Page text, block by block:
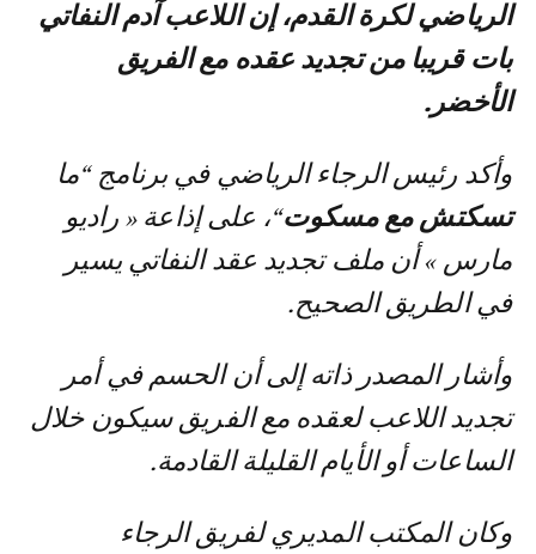
الرياضي لكرة القدم، إن اللاعب آدم النفاتي
بات قريبا من تجديد عقده مع الفريق
الأخضر.
وأكد رئيس الرجاء الرياضي في برنامج “ما
تسكتش مع مسكوت“، على إذاعة « راديو
مارس » أن ملف تجديد عقد النفاتي يسير
في الطريق الصحيح.
وأشار المصدر ذاته إلى أن الحسم في أمر
تجديد اللاعب لعقده مع الفريق سيكون خلال
الساعات أو الأيام القليلة القادمة.
وكان المكتب المديري لفريق الرجاء